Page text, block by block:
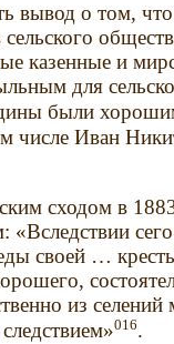
вывод о том,
казенные и
для
были
числе Иван
сходом в
своей …
из
016.